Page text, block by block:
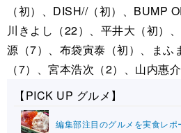
（初）、DISH//（初）、BUMP
川きよし（22）、平井大（初）
源（7）、布袋寅泰（初）、まふ
（7）、宮本浩次（2）、山内惠
【PICK UP グルメ】
編集部注目のグルメを実食レポ